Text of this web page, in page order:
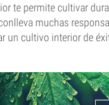
te permite cultivar
muchas
un cultivo interior de